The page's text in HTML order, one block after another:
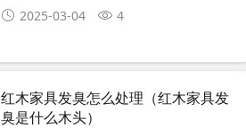
2025-03-04 4
红木家具发臭怎么处理（红木家具发
臭是什么木头）